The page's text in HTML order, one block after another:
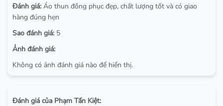
Đánh giá: Áo thun đồng phục đẹp, chất lượng tốt và có giao
hàng đúng hẹn
Sao đánh giá: 5
Ảnh đánh giá:
Không có ảnh đánh giá nào để hiển thị.
Đánh giá của Phạm Tấn Kiệt: